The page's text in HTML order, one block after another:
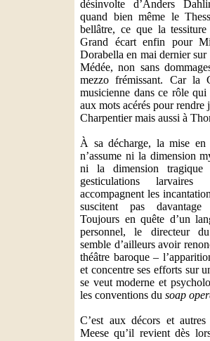
désinvolte d’Anders
quand bien même le
bellâtre, ce que la
Grand écart enfin pour
Dorabella en mai dernier sur
Médée, non sans
mezzo frémissant. Car la
musicienne dans ce rôle
aux mots acérés pour rendre
Charpentier mais aussi à
À sa décharge, la mise
n’assume ni la dimension
ni la dimension
gesticulations
accompagnent les
suscitent pas davantage
Toujours en quête d’un
personnel, le directeur
semble d’ailleurs avoir
théâtre baroque –
et concentre ses efforts sur
se veut moderne et
les conventions du soap
C’est aux décors et
Meese qu’il revient dès